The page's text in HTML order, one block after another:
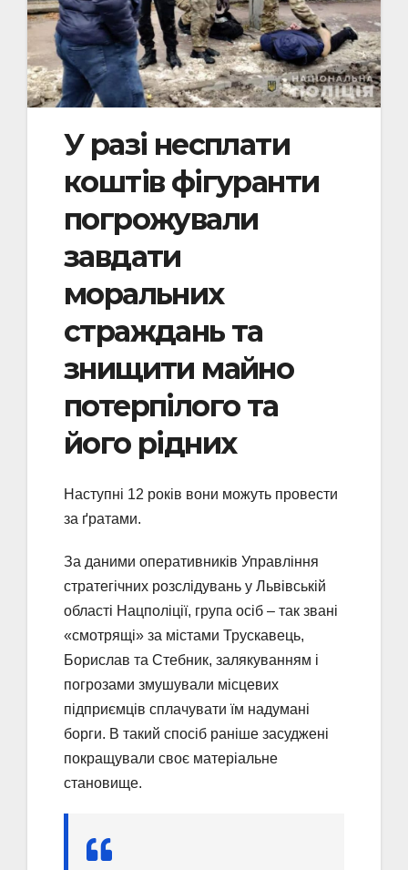
У разі несплати
коштів фігуранти
погрожували
завдати
моральних
страждань та
знищити майно
потерпілого та
його рідних
Наступні 12 років вони можуть провести
за ґратами.
За даними оперативників Управління
стратегічних розслідувань у Львівській
області Нацполіції, група осіб – так звані
«смотрящі» за містами Трускавець,
Борислав та Стебник, залякуванням і
погрозами змушували місцевих
підприємців сплачувати їм надумані
борги. В такий спосіб раніше засуджені
покращували своє матеріальне
становище.